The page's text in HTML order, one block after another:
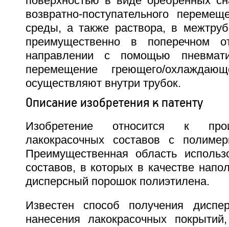
возвратно-поступательного
среды, а также раствора, в
преимущественно в поперечном
направлении с помощью
перемещение греющего/
осуществляют внутри трубок.
Описание изобретения к патенту
Изобретение относится к
лакокрасочных составов с
Преимущественная область
составов, в которых в качестве
дисперсный порошок полиэтилена.
Известен способ получения
нанесения лакокрасочных